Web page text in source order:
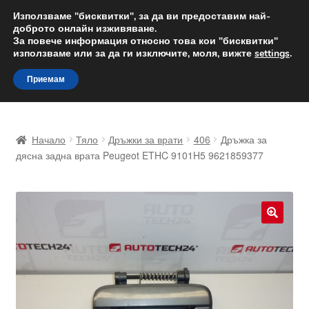
ДОСТАВКА от 12 лв.
Доставка по целия свят
Skip
to
navigation
Skip
to
content
Доставка по целия свят
Количка
Начало Тяло Дръжки за врати 406
Дръжка за
дясна задна врата Peugeot ETHC 9101H5 9621859377
Използваме "бисквитки", за да ви предоставим най-
доброто онлайн изживяване.
За повече информация относно това кои "бисквитки"
използваме или за да ги изключите, моля, вижте settings.
Приемам